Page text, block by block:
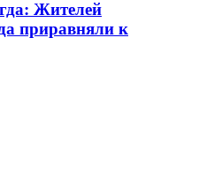
Жителей
приравняли к